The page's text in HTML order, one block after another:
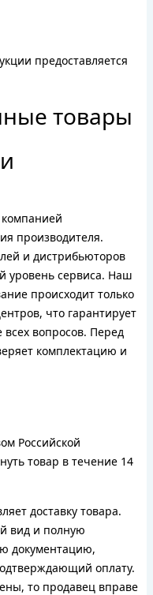
предоставляется
товары
производителя.
и дистрибьюторов
уровень сервиса. Наш
происходит только
что гарантирует
вопросов. Перед
комплектацию и
Российской
товар в течение 14
доставку товара.
вид и полную
документацию,
оплату.
то продавец вправе